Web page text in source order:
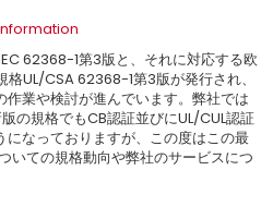
62368-1第3版と、それに対応する欧
UL/CSA 62368-1第3版が発行され、
業や検討が進んでいます。弊社では
の規格でもCB認証並びにUL/CUL認証
なっておりますが、この度はこの最
いての規格動向や弊社のサービスにつ